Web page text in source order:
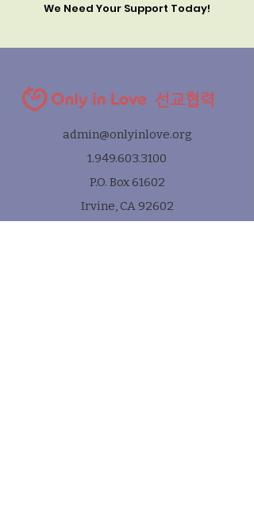
We Need Your Support Today!
선교협력
admin@onlyinlove.org
1.949.603.3100
P.O. Box 61602
Irvine, CA 92602